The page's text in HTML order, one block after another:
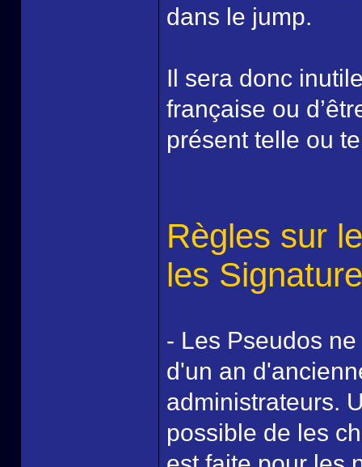
dans le jump.
Il sera donc
française ou
présent telle ou
Règles sur
les
- Les Pseudos
d'un an
administrateurs.
possible de les